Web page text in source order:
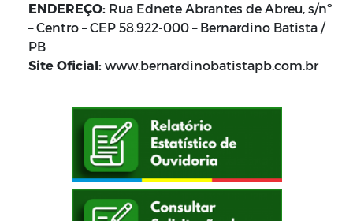
ENDEREÇO: Rua Ednete Abrantes de Abreu, s/nº
– Centro – CEP 58.922-000 – Bernardino Batista /
PB
Site Oficial: www.bernardinobatistapb.com.br